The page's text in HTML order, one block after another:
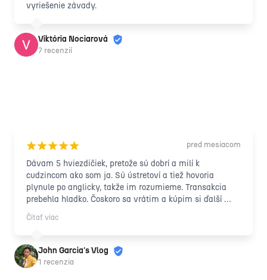
vyriešenie závady.
Viktória Nociarová
7 recenzií
¡¡¡¡¡ pred mesiacom
Dávam 5 hviezdičiek, pretože sú dobrí a milí k
cudzincom ako som ja. Sú ústretoví a tiež hovoria
plynule po anglicky, takže im rozumieme. Transakcia
prebehla hladko. Čoskoro sa vrátim a kúpim si ďalší
tovar ☺️ Ďakujem veľmi pekne!!! Môžem len povedať
„100% ODPORÚČAM“ tým, ktorí hľadajú lacný iPhone ☺️
Čítať viac
John Garcia's Vlog
1 recenzia